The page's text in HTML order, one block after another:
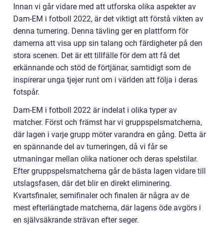
Innan vi går vidare med att utforska olika aspekter av
Dam-EM i fotboll 2022, är det viktigt att förstå vikten av
denna turnering. Denna tävling ger en plattform för
damerna att visa upp sin talang och färdigheter på den
stora scenen. Det är ett tillfälle för dem att få det
erkännande och stöd de förtjänar, samtidigt som de
inspirerar unga tjejer runt om i världen att följa i deras
fotspår.
Dam-EM i fotboll 2022 är indelat i olika typer av
matcher. Först och främst har vi gruppspelsmatcherna,
där lagen i varje grupp möter varandra en gång. Detta är
en spännande del av turneringen, då vi får se
utmaningar mellan olika nationer och deras spelstilar.
Efter gruppspelsmatcherna går de bästa lagen vidare till
utslagsfasen, där det blir en direkt eliminering.
Kvartsfinaler, semifinaler och finalen är några av de
mest efterlängtade matcherna, där lagens öde avgörs i
en självsäkrande strävan efter seger.